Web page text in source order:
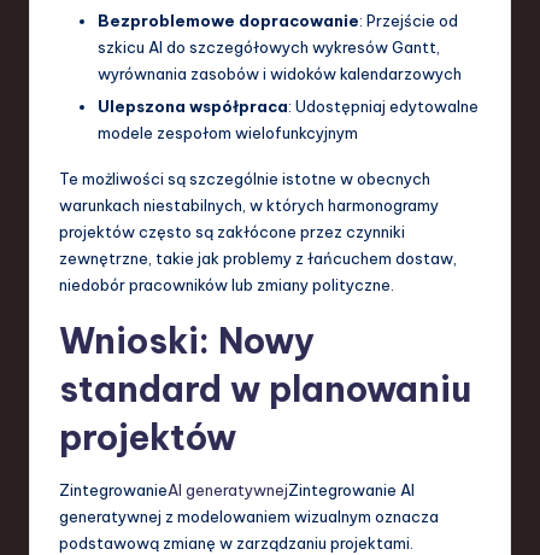
Bezproblemowe dopracowanie: Przejście od
szkicu AI do szczegółowych wykresów Gantt,
wyrównania zasobów i widoków kalendarzowych
Ulepszona współpraca: Udostępniaj edytowalne
modele zespołom wielofunkcyjnym
Te możliwości są szczególnie istotne w obecnych
warunkach niestabilnych, w których harmonogramy
projektów często są zakłócone przez czynniki
zewnętrzne, takie jak problemy z łańcuchem dostaw,
niedobór pracowników lub zmiany polityczne.
Wnioski: Nowy
standard w planowaniu
projektów
ZintegrowanieAI generatywnejZintegrowanie AI
generatywnej z modelowaniem wizualnym oznacza
podstawową zmianę w zarządzaniu projektami.